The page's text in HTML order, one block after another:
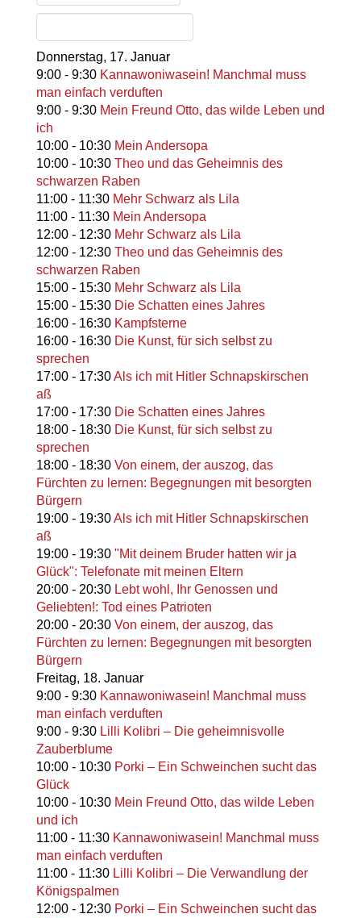
Donnerstag, 17. Januar
9:00- 9:30 Kannawoniwasein! Manchmal muss
man einfach verduften
9:00- 9:30 Mein Freund Otto, das wilde Leben und
ich
10:00- 10:30 Mein Andersopa
10:00- 10:30 Theo und das Geheimnis des
schwarzen Raben
11:00- 11:30 Mehr Schwarz als Lila
11:00- 11:30 Mein Andersopa
12:00- 12:30 Mehr Schwarz als Lila
12:00- 12:30 Theo und das Geheimnis des
schwarzen Raben
15:00- 15:30 Mehr Schwarz als Lila
15:00- 15:30 Die Schatten eines Jahres
16:00- 16:30 Kampfsterne
16:00- 16:30 Die Kunst, für sich selbst zu
sprechen
17:00- 17:30Als ich mit Hitler Schnapskirschen
aß
17:00- 17:30 Die Schatten eines Jahres
18:00- 18:30 Die Kunst, für sich selbst zu
sprechen
18:00- 18:30 Von einem, der auszog, das
Fürchten zu lernen: Begegnungen mit besorgten
Bürgern
19:00- 19:30Als ich mit Hitler Schnapskirschen
aß
19:00- 19:30 "Mit deinem Bruder hatten wir ja
Glück": Telefonate mit meinen Eltern
20:00- 20:30 Lebt wohl, Ihr Genossen und
Geliebten!: Tod eines Patrioten
20:00- 20:30 Von einem, der auszog, das
Fürchten zu lernen: Begegnungen mit besorgten
Bürgern
Freitag, 18. Januar
9:00- 9:30 Kannawoniwasein! Manchmal muss
man einfach verduften
9:00- 9:30 Lilli Kolibri – Die geheimnisvolle
Zauberblume
10:00- 10:30 Porki – Ein Schweinchen sucht das
Glück
10:00- 10:30 Mein Freund Otto, das wilde Leben
und ich
11:00- 11:30 Kannawoniwasein! Manchmal muss
man einfach verduften
11:00- 11:30 Lilli Kolibri – Die Verwandlung der
Königspalmen
12:00- 12:30 Porki – Ein Schweinchen sucht das